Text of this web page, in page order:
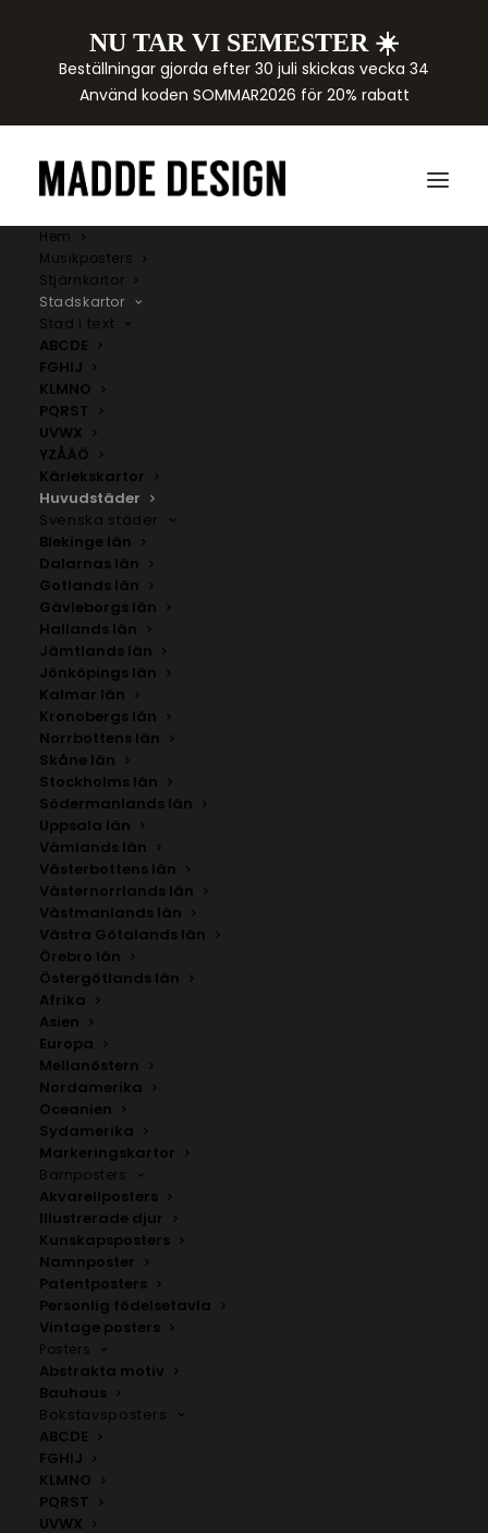
NU TAR VI SEMESTER ☀️
Beställningar gjorda efter 30 juli skickas vecka 34
Använd koden SOMMAR2026 för 20% rabatt
Hem
Musikposters
Stjärnkartor
Stadskartor
Stad i text
ABCDE
FGHIJ
KLMNO
PQRST
UVWX
YZÅÄÖ
Kärlekskartor
Huvudstäder
Svenska städer
Blekinge län
Dalarnas län
Gotlands län
Gävleborgs län
Hallands län
Jämtlands län
Jönköpings län
Kalmar län
Kronobergs län
Norrbottens län
Skåne län
Stockholms län
Södermanlands län
Uppsala län
Vämlands län
Västerbottens län
Västernorrlands län
Västmanlands län
Västra Götalands län
Örebro län
Östergötlands län
Afrika
Asien
Europa
Mellanöstern
Nordamerika
Oceanien
Sydamerika
Markeringskartor
Barnposters
Akvarellposters
Illustrerade djur
Kunskapsposters
Namnposter
Patentposters
Personlig födelsetavla
Vintage posters
Posters
Abstrakta motiv
Bauhaus
Bokstavsposters
ABCDE
FGHIJ
KLMNO
PQRST
UVWX
Här hittar du handritade kartor över huvudstäder. Om
du inte hittar staden som du letar efter kan du
SÖK AFFISCHER
Sök
efter:
Accra
Fr. 200.00